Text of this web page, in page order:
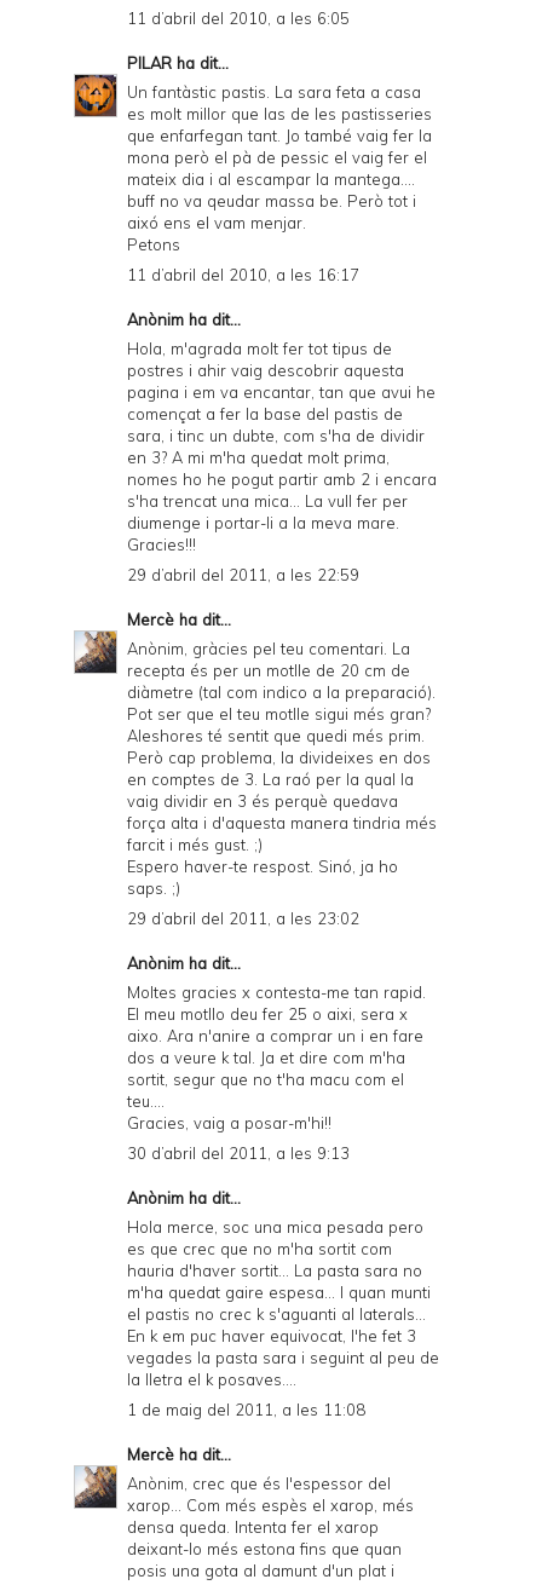
11 d’abril del 2010, a les 6:05
PILAR ha dit...
Un fantàstic pastis. La sara feta a casa
es molt millor que las de les pastisseries
que enfarfegan tant. Jo també vaig fer la
mona però el pà de pessic el vaig fer el
mateix dia i al escampar la mantega....
buff no va qeudar massa be. Però tot i
aixó ens el vam menjar.
Petons
11 d’abril del 2010, a les 16:17
Anònim ha dit...
Hola, m'agrada molt fer tot tipus de
postres i ahir vaig descobrir aquesta
pagina i em va encantar, tan que avui he
començat a fer la base del pastis de
sara, i tinc un dubte, com s'ha de dividir
en 3? A mi m'ha quedat molt prima,
nomes ho he pogut partir amb 2 i encara
s'ha trencat una mica... La vull fer per
diumenge i portar-li a la meva mare.
Gracies!!!
29 d’abril del 2011, a les 22:59
Mercè ha dit...
Anònim, gràcies pel teu comentari. La
recepta és per un motlle de 20 cm de
diàmetre (tal com indico a la preparació).
Pot ser que el teu motlle sigui més gran?
Aleshores té sentit que quedi més prim.
Però cap problema, la divideixes en dos
en comptes de 3. La raó per la qual la
vaig dividir en 3 és perquè quedava
força alta i d'aquesta manera tindria més
farcit i més gust. ;)
Espero haver-te respost. Sinó, ja ho
saps. ;)
29 d’abril del 2011, a les 23:02
Anònim ha dit...
Moltes gracies x contesta-me tan rapid.
El meu motllo deu fer 25 o aixi, sera x
aixo. Ara n'anire a comprar un i en fare
dos a veure k tal. Ja et dire com m'ha
sortit, segur que no t'ha macu com el
teu....
Gracies, vaig a posar-m'hi!!
30 d’abril del 2011, a les 9:13
Anònim ha dit...
Hola merce, soc una mica pesada pero
es que crec que no m'ha sortit com
hauria d'haver sortit... La pasta sara no
m'ha quedat gaire espesa... I quan munti
el pastis no crec k s'aguanti al laterals...
En k em puc haver equivocat, l'he fet 3
vegades la pasta sara i seguint al peu de
la lletra el k posaves....
1 de maig del 2011, a les 11:08
Mercè ha dit...
Anònim, crec que és l'espessor del
xarop... Com més espès el xarop, més
densa queda. Intenta fer el xarop
deixant-lo més estona fins que quan
posis una gota al damunt d'un plat i